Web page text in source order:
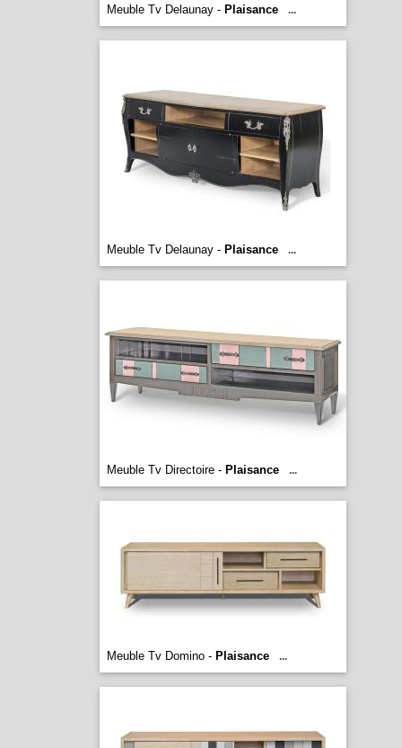
Meuble Tv Delaunay - Plaisance ...
Meuble Tv Delaunay - Plaisance ...
Meuble Tv Directoire - Plaisance ...
Meuble Tv Domino - Plaisance ...